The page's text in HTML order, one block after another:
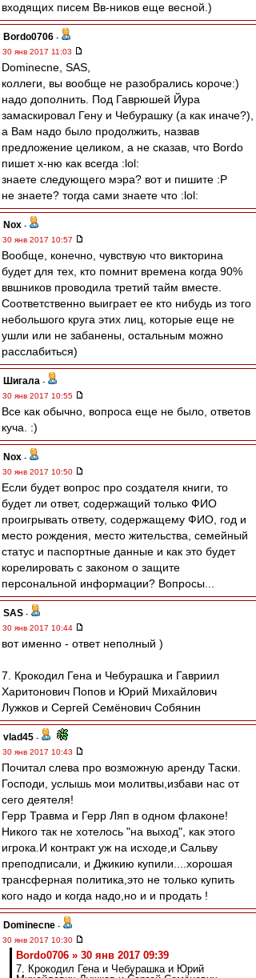
входящих писем Вв-ников еще весной.)
Bordo0706 -
30 янв 2017 11:03
Dominecne, SAS,
коллеги, вы вообще не разобрались короче:)
надо дополнить. Под Гаврюшей Йура
замаскировал Гену и Чебурашку (а как иначе?),
а Вам надо было продолжить, назвав
предложение целиком, а не сказав, что Bordo
пишет х-ню как всегда :lol:
знаете следующего мэра? вот и пишите :P
не знаете? тогда сами знаете что :lol:
Nox -
30 янв 2017 10:57
Вообще, конечно, чувствую что викторина
будет для тех, кто помнит времена когда 90%
ввшников проводила третий тайм вместе.
Соответственно выиграет ее кто нибудь из того
небольшого круга этих лиц, которые еще не
ушли или не забанены, остальным можно
расслабиться)
Шигала -
30 янв 2017 10:55
Все как обычно, вопроса еще не было, ответов
куча. :)
Nox -
30 янв 2017 10:50
Если будет вопрос про создателя книги, то
будет ли ответ, содержащий только ФИО
проигрывать ответу, содержащему ФИО, год и
место рождения, место жительства, семейный
статус и паспортные данные и как это будет
корелировать с законом о защите
персональной информации? Вопросы...
SAS -
30 янв 2017 10:44
вот именно - ответ неполный )
7. Крокодил Гена и Чебурашка и Гавриил
Харитонович Попов и Юрий Михайлович
Лужков и Сергей Семёнович Собянин
vlad45 -
30 янв 2017 10:43
Почитал слева про возможную аренду Таски.
Господи, услышь мои молитвы,избави нас от
сего деятеля!
Герр Травма и Герр Ляп в одном флаконе!
Никого так не хотелось "на выход", как этого
игрока.И контракт уж на исходе,и Сальву
преподписали, и Джикию купили....хорошая
трансферная политика,это не только купить
кого надо и когда надо,но и и продать !
Dominecne -
30 янв 2017 10:30
Bordo0706 » 30 янв 2017 09:39
7. Крокодил Гена и Чебурашка и Юрий